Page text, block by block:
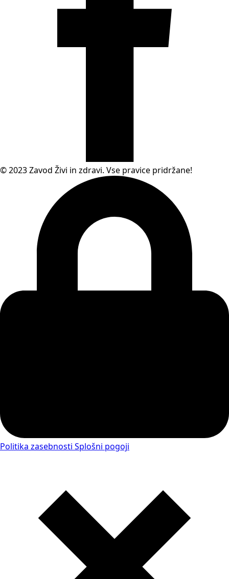
© 2023 Zavod Živi in zdravi. Vse pravice pridržane!
Politika zasebnosti Splošni pogoji